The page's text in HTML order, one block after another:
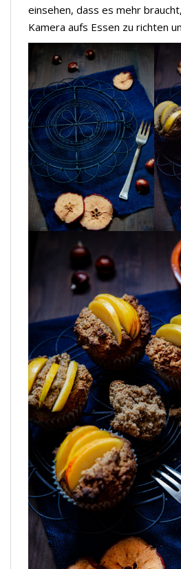
einsehen, dass es mehr
Kamera aufs Essen zu richten